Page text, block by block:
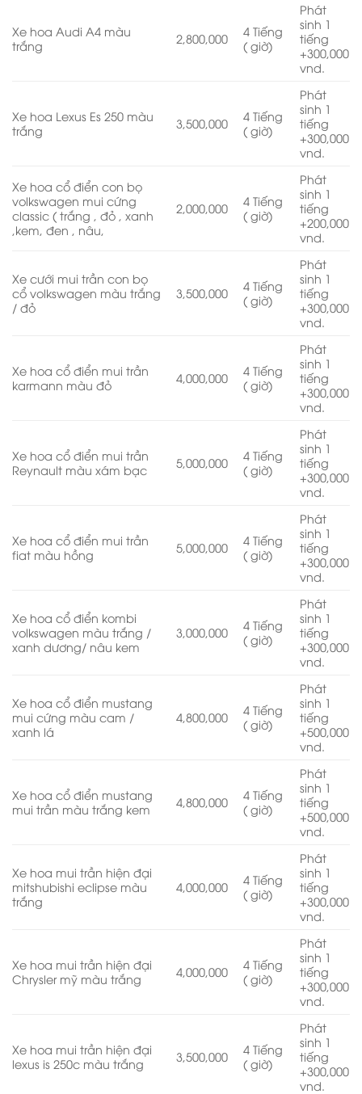
Xe hoa Audi A4 màu
trắng
2,800,000
4 Tiếng
( giờ)
Phát
sinh 1
tiếng
+300,000
vnd.
Xe hoa Lexus Es 250 màu
trắng
3,500,000
4 Tiếng
( giờ)
Phát
sinh 1
tiếng
+300,000
vnd.
Xe hoa cổ điển con bọ
volkswagen mui cứng
classic ( trắng , đỏ , xanh
,kem, đen , nâu,
2,000,000
4 Tiếng
( giờ)
Phát
sinh 1
tiếng
+200,000
vnd.
Xe cưới mui trần con bọ
cổ volkswagen màu trắng
/ đỏ
3,500,000
4 Tiếng
( giờ)
Phát
sinh 1
tiếng
+300,000
vnd.
Xe hoa cổ điển mui trần
karmann màu đỏ
4,000,000
4 Tiếng
( giờ)
Phát
sinh 1
tiếng
+300,000
vnd.
Xe hoa cổ điển mui trần
Reynault màu xám bạc
5,000,000
4 Tiếng
( giờ)
Phát
sinh 1
tiếng
+300,000
vnd.
Xe hoa cổ điển mui trần
fiat màu hồng
5,000,000
4 Tiếng
( giờ)
Phát
sinh 1
tiếng
+300,000
vnd.
Xe hoa cổ điển kombi
volkswagen màu trắng /
xanh dương/ nâu kem
3,000,000
4 Tiếng
( giờ)
Phát
sinh 1
tiếng
+300,000
vnd.
Xe hoa cổ điển mustang
mui cứng màu cam /
xanh lá
4,800,000
4 Tiếng
( giờ)
Phát
sinh 1
tiếng
+500,000
vnd.
Xe hoa cổ điển mustang
mui trần màu trắng kem
4,800,000
4 Tiếng
( giờ)
Phát
sinh 1
tiếng
+500,000
vnd.
Xe hoa mui trần hiện đại
mitshubishi eclipse màu
trắng
4,000,000
4 Tiếng
( giờ)
Phát
sinh 1
tiếng
+300,000
vnd.
Xe hoa mui trần hiện đại
Chrysler mỹ màu trắng
4,000,000
4 Tiếng
( giờ)
Phát
sinh 1
tiếng
+300,000
vnd.
Xe hoa mui trần hiện đại
lexus is 250c màu trắng
3,500,000
4 Tiếng
( giờ)
Phát
sinh 1
tiếng
+300,000
vnd.